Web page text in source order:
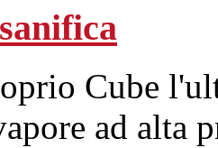
Cube
ad alta